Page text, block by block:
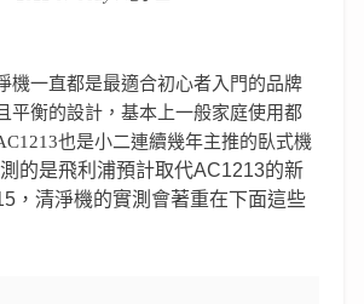
機一直都是最適合初心者入門的品牌
平衡的設計，基本上一般家庭使用都
也是小二連續幾年主推的臥式機
的是飛利浦預計取代AC1213的新
，清淨機的實測會著重在下面這些